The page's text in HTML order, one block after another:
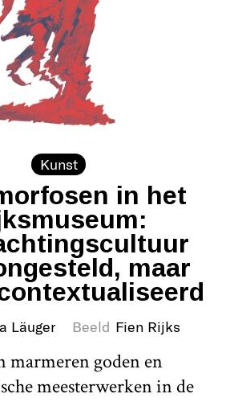
Kunst
in het
maar
Läuger Beeld Fien Rijks
marmeren goden en
meesterwerken in de